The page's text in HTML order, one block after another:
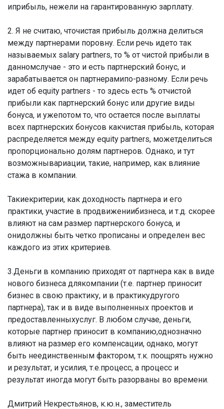
иприбыль, нежели на гарантированную зарплату.
2. Я не считаю, чточистая прибыль должна делиться
между партнерами поровну. Если речь идето так
называемых salary partners, то % от чистой прибыли в
данномслучае - это и есть партнерский бонус, и
зарабатывается он партнерамипо-разному. Если речь
идет об equity partners - то здесь есть % отчистой
прибыли как партнерский бонус или другие виды
бонуса, и ужепотом то, что остается после выплаты
всех партнерских бонусов какчистая прибыль, которая
распределяется между equity partners, можетделиться
пропорционально долям партнеров. Однако, и тут
возможнывариации, такие, например, как влияние
стажа в компании.
Такиекритерии, как доходность партнера и его
практики, участие в продвижениибизнеса, и т.д. скорее
влияют на сам размер партнерского бонуса, и
онидолжны быть четко прописаны и определен вес
каждого из этих критериев.
3.Деньги в компанию приходят от партнера как в виде
нового бизнеса длякомпании (т.е. партнер приносит
бизнес в свою практику, и в практикудругого
партнера), так и в виде выполненных проектов и
предоставленныхуслуг. В любом случае, деньги,
которые партнер приносит в компанию,однозначно
влияют на размер его компенсации, однако, могут
быть неединственным фактором, т.к. поощрять нужно
и результат, и усилия, т.е.процесс, а процесс и
результат иногда могут быть разорваны во времени.
Дмитрий Некрестьянов, к.ю.н., заместитель